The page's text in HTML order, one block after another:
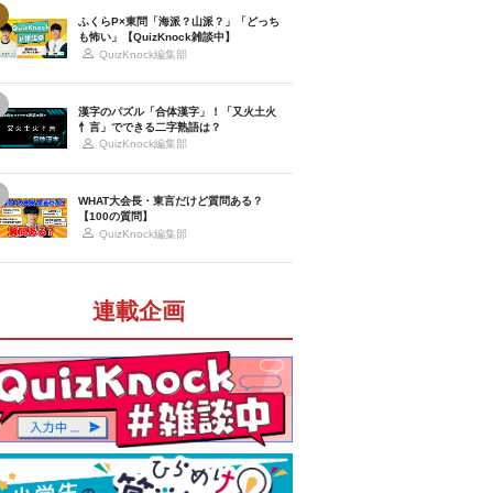
ふくらP×東問「海派？山派？」「どっち
も怖い」【QuizKnock雑談中】
QuizKnock編集部
漢字のパズル「合体漢字」！「又火土火
忄言」でできる二字熟語は？
QuizKnock編集部
WHAT大会長・東言だけど質問ある？
【100の質問】
QuizKnock編集部
連載企画